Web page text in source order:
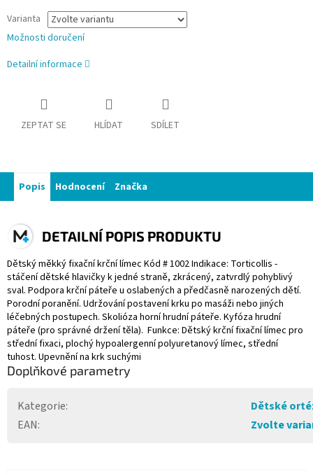
Varianta
Možnosti doručení
Detailní informace
ZEPTAT SE HLÍDAT SDÍLET
Popis Hodnocení Značka
DETAILNÍ POPIS PRODUKTU
Dětský měkký fixační krční límec Kód # 1002 Indikace: Torticollis -
stáčení dětské hlavičky k jedné straně, zkrácený, zatvrdlý pohyblivý
sval. Podpora krční páteře u oslabených a předčasně narozených dětí.
Porodní poranění. Udržování postavení krku po masáži nebo jiných
léčebných postupech. Skolióza horní hrudní páteře. Kyfóza hrudní
páteře (pro správné držení těla). Funkce: Dětský krční fixační límec pro
střední fixaci, plochý hypoalergenní polyuretanový límec, střední
tuhost. Upevnění na krk suchými
Doplňkové parametry
Kategorie:
Dětské
EAN: Zvolte